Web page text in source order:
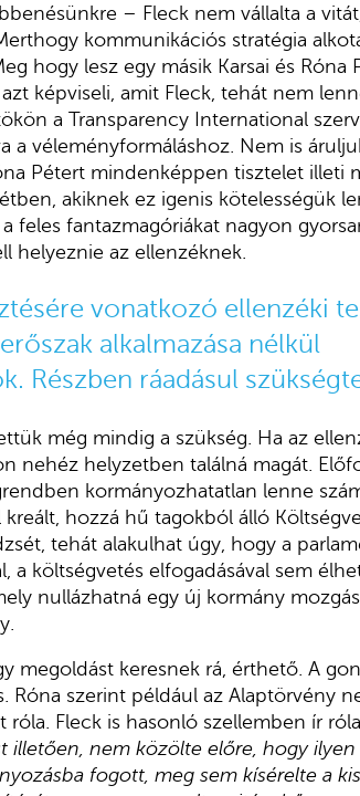
– Fleck nem vállalta a
kommunikációs stratégia
hogy lesz egy másik Karsai és Róna
képviseli, amit Fleck, tehát nem
a Transparency International
a véleményformáláshoz. Nem is
Pétert mindenképpen tisztelet illeti
akiknek ez igenis kötelességük
feles fantazmagóriákat nagyon
helyeznie az ellenzéknek.
vonatkozó ellenzéki
alkalmazása nélkül
Részben ráadásul
még mindig a szükség. Ha az
nehéz helyzetben találná magát.
kormányozhatatlan lenne
hozzá hű tagokból álló
tehát alakulhat úgy, hogy a
a költségvetés elfogadásával sem
nullázhatná egy új kormány
megoldást keresnek rá, érthető. A
Róna szerint például az Alaptörvény
Fleck is hasonló szellemben ír
illetően, nem közölte előre, hogy ilyen
fogott, meg sem kísérelte a